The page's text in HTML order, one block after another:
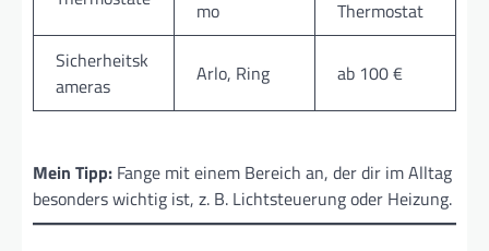
mo
Thermostat
Sicherheitsk
ameras
Arlo, Ring ab 100 €
Mein Tipp: Fange mit einem Bereich an, der dir im Alltag
besonders wichtig ist, z. B. Lichtsteuerung oder Heizung.